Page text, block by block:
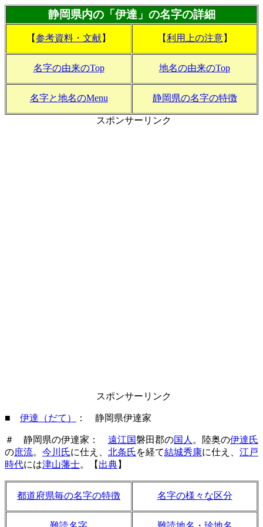
静岡県内の「伊達」の名字の詳細
【参考資料・文献】 【利用上の注意】
名字の由来のTop 地名の由来のTop
名字と地名のMenu 静岡県の名字の特徴
スポンサーリンク
スポンサーリンク
■ 伊達（だて） ： 静岡県伊達家
＃ 静岡県の伊達家： 遠江国磐田郡の国人 。陸奥の伊達氏
の庶流。 今川氏に仕え、 北条氏を経て結城秀康に仕え、 江戸
時代には津山藩士。【 出典】
都道府県毎の名字の特徴 名字の様々な区分